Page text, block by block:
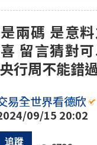
兩碼 是意
留言猜對
行周不能錯
易全世界看德欣
09/15 20:02